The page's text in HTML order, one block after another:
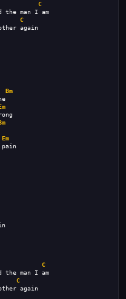
C
the man I am
C
again
Bm
Em
pain
C
the man I am
C
again